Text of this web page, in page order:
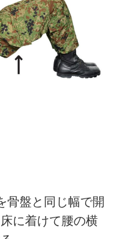
骨盤と同じ幅で開
に着けて腰の横